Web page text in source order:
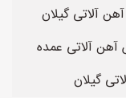
آلاتی گیلان
آلاتی عمده
گیلان